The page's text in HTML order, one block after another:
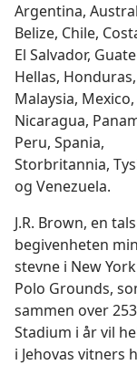
Argentina,
Belize, Chile,
El Salvador,
Hellas,
Malaysia, Mexico,
Nicaragua,
Peru, Spania,
Storbritannia,
og Venezuela.
J.R. Brown, en
begivenheten
stevne i New
Polo Grounds,
sammen over
Stadium i år vil
i Jehovas vitners